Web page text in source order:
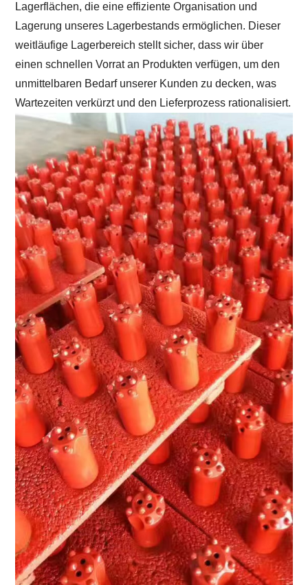
Lagerflächen, die eine effiziente Organisation und
Lagerung unseres Lagerbestands ermöglichen. Dieser
weitläufige Lagerbereich stellt sicher, dass wir über
einen schnellen Vorrat an Produkten verfügen, um den
unmittelbaren Bedarf unserer Kunden zu decken, was
Wartezeiten verkürzt und den Lieferprozess rationalisiert.